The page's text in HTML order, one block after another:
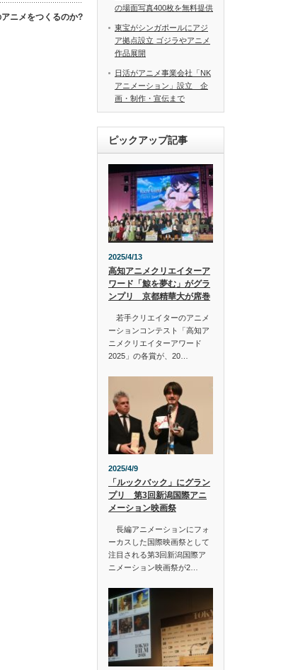
ニメをつくるのか?
の場面写真400枚を無料提供
東宝がシンガポールにアジ
ア拠点設立 ゴジラやアニメ
作品展開
日活がアニメ事業会社「NK
アニメーション」設立 企
画・制作・宣伝まで
ピックアップ記事
2025/4/13
高知アニメクリエイターア
ワード「鯨を夢む」がグラ
ンプリ 京都精華大が席巻
若手クリエイターのアニメ
ーションコンテスト「高知ア
ニメクリエイターアワード
2025」の各賞が、20…
2025/4/9
「ルックバック」にグラン
プリ 第3回新潟国際アニ
メーション映画祭
長編アニメーションにフォ
ーカスした国際映画祭として
注目される第3回新潟国際ア
ニメーション映画祭が2…